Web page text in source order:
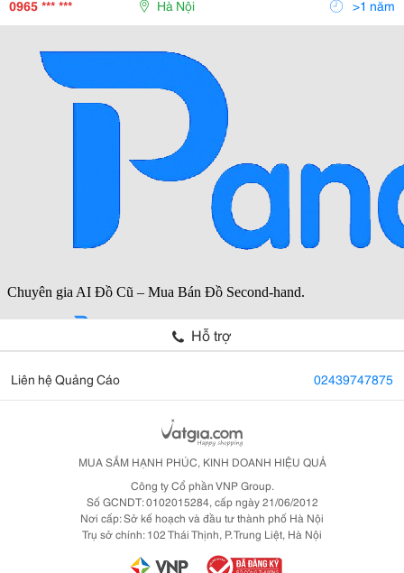
0965 *** *** Hà Nội >1 năm
Hỗ trợ
Liên hệ Quảng Cáo 02439747875
MUA SẮM HẠNH PHÚC, KINH DOANH HIỆU QUẢ
Công ty Cổ phần VNP Group.
Số GCNDT: 0102015284, cấp ngày 21/06/2012
Nơi cấp: Sở kế hoạch và đầu tư thành phố Hà Nội
Trụ sở chính: 102 Thái Thịnh, P. Trung Liệt, Hà Nội